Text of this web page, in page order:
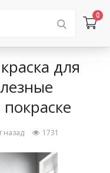
0
для
назад 1731